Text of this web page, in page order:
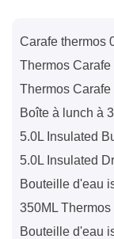
Carafe thermos
Thermos Carafe
Thermos Carafe
Boîte à lunch à
5.0L Insulated
5.0L Insulated
Bouteille d'eau
350ML Thermos
Bouteille d'eau